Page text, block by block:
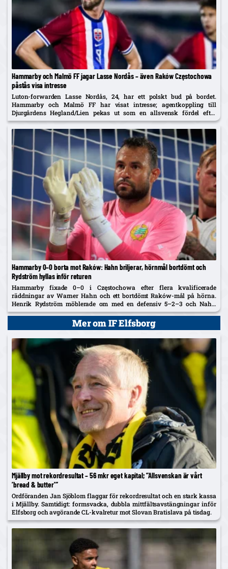
Hammarby och Malmö FF jagar Lasse Nordås – även Raków Częstochowa
påstås visa intresse
Luton-forwarden Lasse Nordås, 24, har ett polskt bud på bordet.
Hammarby och Malmö FF har visat intresse; agentkoppling till
Djurgårdens Hegland/Lien pekas ut som en allsvensk fördel efter
norrmannens succélån i Heerenveen.
Hammarby 0–0 borta mot Raków: Hahn briljerar, hörnmål bortdömt och
Rydström hyllas inför returen
Hammarby fixade 0–0 i Częstochowa efter flera kvalificerade
räddningar av Warner Hahn och ett bortdömt Raków-mål på hörna.
Henrik Rydström möblerade om med en defensiv 5–2–3 och Nahir
Besara som falsk nia – och får beröm av spelarna. Returen spelas...
Mer om IF Elfsborg
Mjällby mot rekordresultat – 56 mkr eget kapital; ”Allsvenskan är vårt
’bread & butter'”
Ordföranden Jan Sjöblom flaggar för rekordresultat och en stark kassa
i Mjällby. Samtidigt: formsvacka, dubbla mittfältsavstängningar inför
Elfsborg och avgörande CL-kvalretur mot Slovan Bratislava på tisdag.